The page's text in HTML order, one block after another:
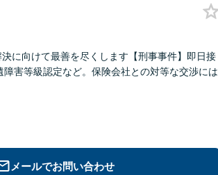
に向けて最善を尽くします【刑事事件】即日接
害等級認定など。保険会社との対等な交渉には
メールでお問い合わせ